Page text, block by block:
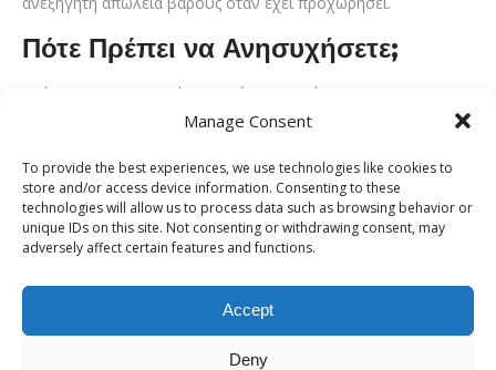
Manage Consent
To provide the best experiences, we use technologies like cookies to
store and/or access device information. Consenting to these
technologies will allow us to process data such as browsing behavior or
unique IDs on this site. Not consenting or withdrawing consent, may
adversely affect certain features and functions.
Accept
Deny
Πότε Πρέπει να Ανησυχήσετε;
Υπάρχουν συγκεκριμένα σημεία που πρέπει να
κινητοποιήσουν τον ασθενή για άμεση επίσκεψη σε
Αίμα στα ούρα ή στο σπέρμα– αν και μπορεί να
οφείλεται και σε άλλες αιτίες, πρέπει πάντα να ερευνάται.